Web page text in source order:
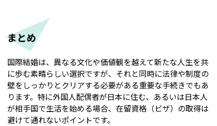
まとめ
国際結婚は、異なる文化や価値観を越えて新たな人生を共
に歩む素晴らしい選択ですが、それと同時に法律や制度の
壁をしっかりとクリアする必要がある重要な手続きでもあ
ります。特に外国人配偶者が日本に住む、あるいは日本人
が相手国で生活を始める場合、在留資格（ビザ）の取得は
避けて通れないポイントです。